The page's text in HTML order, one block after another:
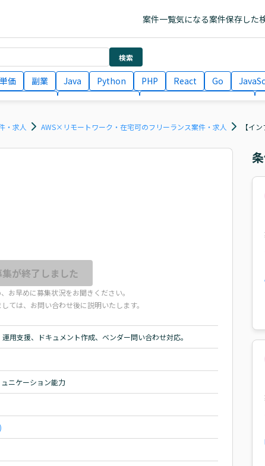
案件一覧気になる案件保存した
検索
価 副業 Java Python PHP React Go
月収100万円 業務委託
・求人 AWS×リモートワーク・在宅可のフリーランス案件・求人 【イ
が終了しました
お早めに募集状況をお聞きください。
ては、お問い合わせ後に説明いたします。
用支援、ドキュメント作成、ベンダー問い合わせ対応。
ニケーション能力